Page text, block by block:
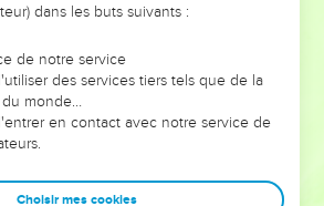
Mais on voit moins les doutes, les erreurs
qu'ils ont traversés, alors même que ce
elles qui les ont façonnés.
leaders, entrepreneurs, et responsables
plus de sagesse afin que leurs erreurs
dans les buts suivants :
de notre service
des services tiers tels que de la
du monde…
en contact avec notre service de
Choisir mes cookies